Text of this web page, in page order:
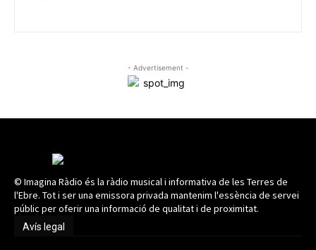
- Advertisement -
© Imagina Ràdio és la ràdio musical i informativa de les Terres de
l'Ebre. Tot i ser una emissora privada mantenim l'essència de servei
públic per oferir una informació de qualitat i de proximitat.
Avís legal